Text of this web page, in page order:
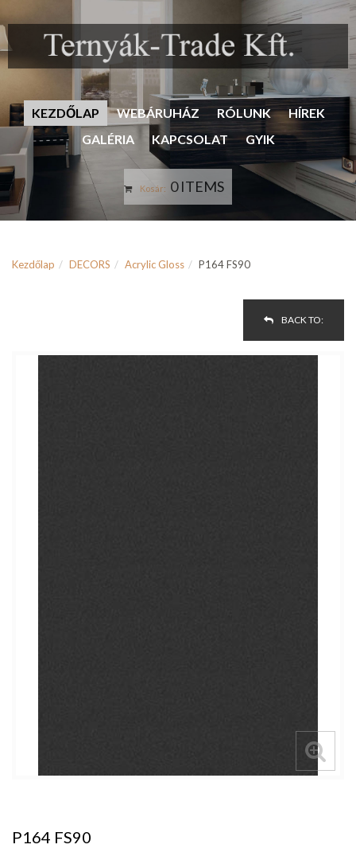
KEZDŐLAP WEBÁRUHÁZ RÓLUNK
HÍREK
GALÉRIA
KAPCSOLAT GYIK
Kosár: 0 ITEMS
Kezdőlap DECORS Acrylic Gloss P164 FS90
BACK TO:
P164 FS90